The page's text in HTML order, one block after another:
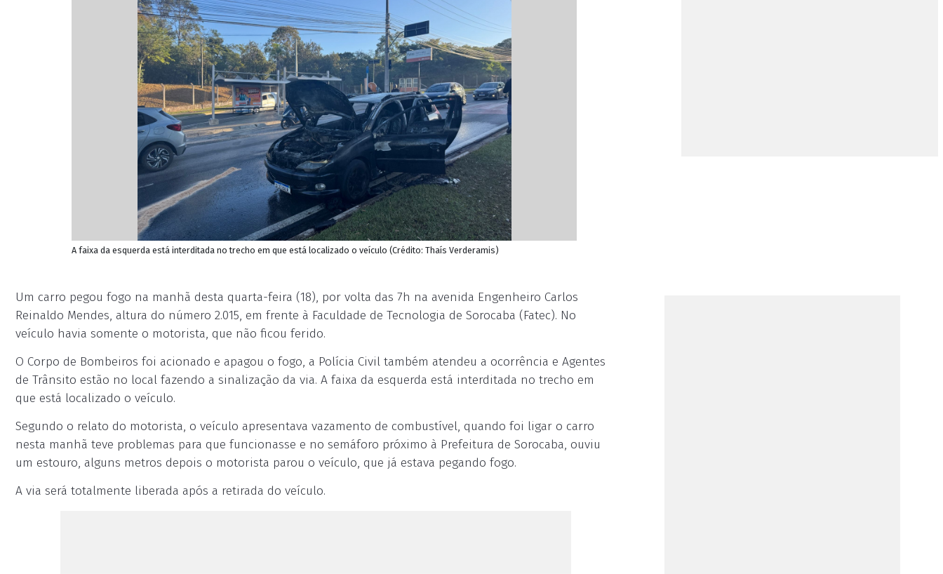
A faixa da esquerda está interditada no trecho em que está localizado o veículo (Crédito: Thaís Verderamis)
Um carro pegou fogo na manhã desta quarta-feira (18), por volta das 7h na avenida Engenheiro Carlos
Reinaldo Mendes, altura do número 2.015, em frente à Faculdade de Tecnologia de Sorocaba (Fatec). No
veículo havia somente o motorista, que não ficou ferido.
O Corpo de Bombeiros foi acionado e apagou o fogo, a Polícia Civil também atendeu a ocorrência e Agentes
de Trânsito estão no local fazendo a sinalização da via. A faixa da esquerda está interditada no trecho em
que está localizado o veículo.
Segundo o relato do motorista, o veículo apresentava vazamento de combustível, quando foi ligar o carro
nesta manhã teve problemas para que funcionasse e no semáforo próximo à Prefeitura de Sorocaba, ouviu
um estouro, alguns metros depois o motorista parou o veículo, que já estava pegando fogo.
A via será totalmente liberada após a retirada do veículo.